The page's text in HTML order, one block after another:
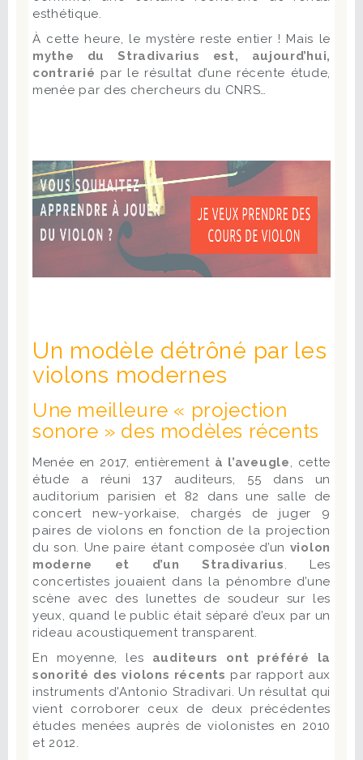
esthétique.
À cette heure, le mystère reste entier ! Mais le
mythe du Stradivarius est, aujourd’hui,
contrarié par le résultat d’une récente étude,
menée par des chercheurs du CNRS…
Un modèle détrôné par les
violons modernes
Une meilleure « projection
sonore » des modèles récents
Menée en 2017, entièrement à l’aveugle, cette
étude a réuni 137 auditeurs, 55 dans un
auditorium parisien et 82 dans une salle de
concert new-yorkaise, chargés de juger 9
paires de violons en fonction de la projection
du son. Une paire étant composée d’un violon
moderne et d’un Stradivarius. Les
concertistes jouaient dans la pénombre d’une
scène avec des lunettes de soudeur sur les
yeux, quand le public était séparé d’eux par un
rideau acoustiquement transparent.
En moyenne, les auditeurs ont préféré la
sonorité des violons récents par rapport aux
instruments d'Antonio Stradivari. Un résultat qui
vient corroborer ceux de deux précédentes
études menées auprès de violonistes en 2010
et 2012.